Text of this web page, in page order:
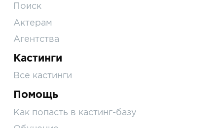
Поиск
Актерам
Агентства
Кастинги
Все кастинги
Помощь
Как попасть в кастинг-базу